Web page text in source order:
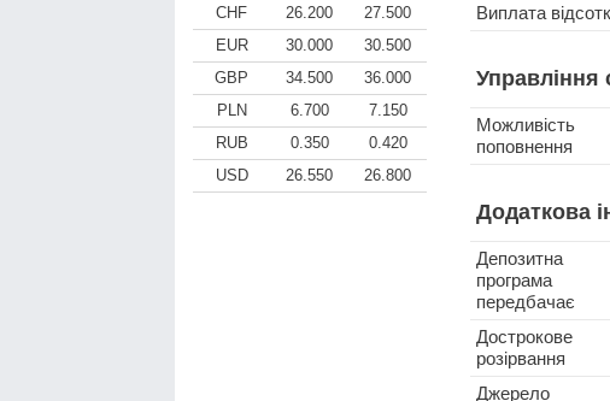
CHF 26.200
27.500
EUR
30.000
30.500
GBP
34.500
36.000
PLN
6.700
7.150
RUB
0.350
0.420
USD
26.550 26.800
Виплата
Можливість
поповнення
Додаткова
Депозитна
програма
передбачає
Дострокове
розірвання
Джерело